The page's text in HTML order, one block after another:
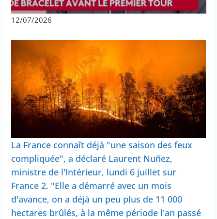
12/07/2026
La France connaît déjà "une saison des feux
compliquée", a déclaré Laurent Nuñez,
ministre de l'Intérieur, lundi 6 juillet sur
France 2. "Elle a démarré avec un mois
d'avance, on a déjà un peu plus de 11 000
hectares brûlés, à la même période l'an passé